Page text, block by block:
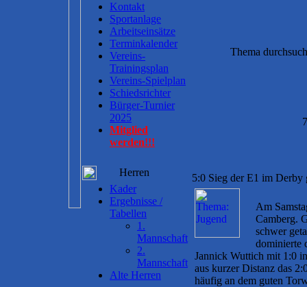
Kontakt
Sportanlage
Arbeitseinsätze
Terminkalender
Vereins-
Trainingsplan
Vereins-Spielplan
Schiedsrichter
Bürger-Turnier
2025
Mitglied
werden!!!
Herren
Kader
Ergebnisse /
Tabellen
1.
Mannschaft
2.
Mannschaft
Alte Herren
Thema
5:0 Sieg der E1 im
Am
Camberg.
schwer
dominierte
Jannick Wuttich mit 1:0
aus kurzer Distanz das
häufig an dem guten